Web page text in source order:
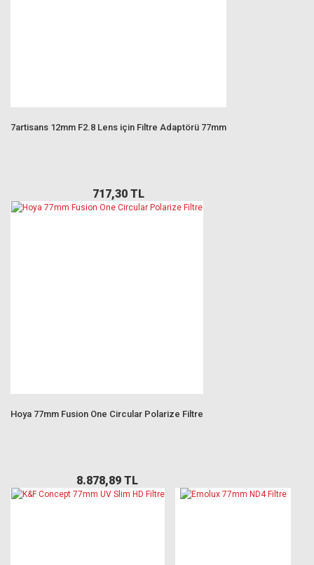
7artisans 12mm F2.8 Lens için Filtre Adaptörü 77mm
717,30 TL
Hoya 77mm Fusion One Circular Polarize Filtre
8.878,89 TL